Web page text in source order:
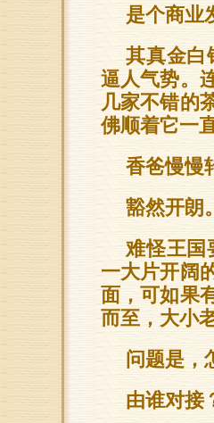
是个商业
其真金白
逼人气势。
几家不错的
佛顺着它一
香爸慢慢
豁然开朗
难怪王国
一大片开阔
面，可如果
而至，大小
问题是，
由谁对接